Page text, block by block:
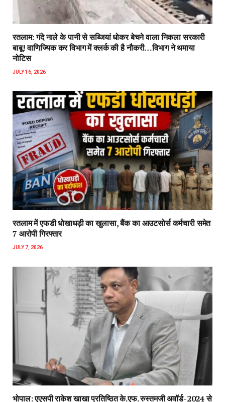
रतलाम: गंदे नाले के पानी से सब्जियां धोकर बेचने वाला निकला सरकारी
बाबू! वाणिज्यिक कर विभाग में क्लर्क की है नौकरी…विभाग ने थमाया
नोटिस
JULY 16, 2026
रतलाम में एफडी धोखाधड़ी का खुलासा, बैंक का आउटसोर्स कर्मचारी समेत
7 आरोपी गिरफ्तार
JULY 7, 2026
भोपाल: एएसपी राकेश‌ खाखा प्रतिष्ठित के.एफ. रुस्तमजी अवॉर्ड-2024 से